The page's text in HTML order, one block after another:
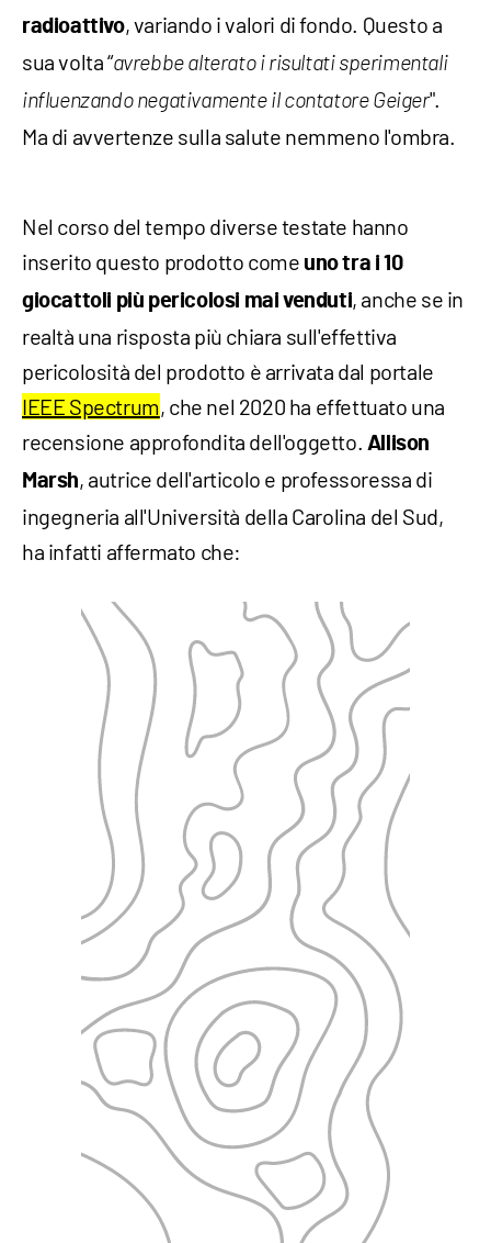
radioattivo, variando i valori di fondo. Questo a
sua volta “avrebbe alterato i risultati sperimentali
influenzando negativamente il contatore Geiger".
Ma di avvertenze sulla salute nemmeno l'ombra.
Nel corso del tempo diverse testate hanno
inserito questo prodotto come uno tra i 10
giocattoli più pericolosi mai venduti, anche se in
realtà una risposta più chiara sull'effettiva
pericolosità del prodotto è arrivata dal portale
IEEE Spectrum, che nel 2020 ha effettuato una
recensione approfondita dell'oggetto. Allison
Marsh, autrice dell'articolo e professoressa di
ingegneria all'Università della Carolina del Sud,
ha infatti affermato che: